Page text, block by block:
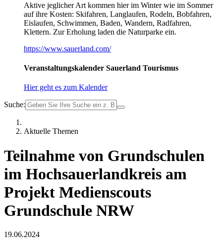
Aktive jeglicher Art kommen hier im Winter wie im Sommer
auf ihre Kosten: Skifahren, Langlaufen, Rodeln, Bobfahren,
Eislaufen, Schwimmen, Baden, Wandern, Radfahren,
Klettern. Zur Erholung laden die Naturparke ein.
https://www.sauerland.com/
Veranstaltungskalender Sauerland Tourismus
Hier geht es zum Kalender
Suche:
Aktuelle Themen
Teilnahme von Grundschulen
im Hochsauerlandkreis am
Projekt Medienscouts
Grundschule NRW
19.06.2024